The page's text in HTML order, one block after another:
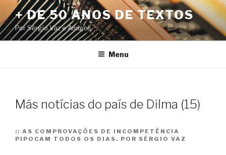
Pular
para
o
conteúdo
+ DE 50 ANOS DE TEXTOS
Por Sérgio Vaz e Amigos
Menu
Más notícias do país de Dilma (15)
:: AS COMPROVAÇÕES DE INCOMPETÊNCIA
PIPOCAM TODOS OS DIAS. POR SÉRGIO VAZ